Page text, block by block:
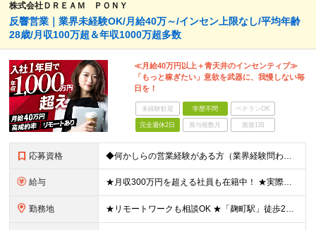
株式会社ＤＲＥＡＭ ＰＯＮＹ
反響営業｜業界未経験OK/月給40万～/インセン上限なし/平均年齢
28歳/月収100万超＆年収1000万超多数
≪月給40万円以上＋青天井のインセンティブ≫
「もっと稼ぎたい」意欲を武器に、我慢しない毎
日を！
未経験歓迎 学歴不問 ベテランOK
完全週休2日 賞与複数月 面接1回
応募資格 ◆何かしらの営業経験がある方（業界経験問わず） ◆学歴不問 ＼こんな方にオススメ／ ◎今よりしっかり稼ぎたい方 ◎刺激のある環境で活躍したい方 ◎新しいことにも前向きにチャレンジできる方 ◎フットワ
給与 ★月収300万円を超える社員も在籍中！ ★実際の例：入社3カ月（27歳）月給75万円（基本給40万円＋インセンティブ35万円） ★実績次第で月収60万円～100万円以上も十分に目指せます。 ◆月給4
勤務地 ★リモートワークも相談OK ★「麹町駅」徒歩2分／転勤なし 【東京本社】 東京都千代田区麹町4-2-11 2階 (変更の範囲)上記を除く当社関連勤務地